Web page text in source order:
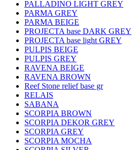
PALLADINO LIGHT GREY
PARMA GREY
PARMA BEIGE
PROJECTA base DARK GREY
PROJECTA base light GREY
PULPIS BEIGE
PULPIS GREY
RAVENA BEIGE
RAVENA BROWN
Reef Stone relief base gr
RELAIS
SABANA
SCORPIA BROWN
SCORPIA DEKOR GREY
SCORPIA GREY
SCORPIA MOCHA